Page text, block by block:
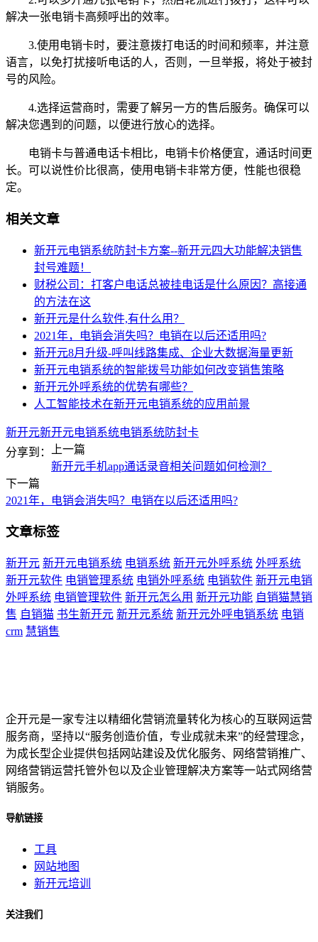
解决一张电销卡高频呼出的效率。
3.使用电销卡时，要注意拨打电话的时间和频率，并注意
语言，以免打扰接听电话的人，否则，一旦举报，将处于被封
号的风险。
4.选择运营商时，需要了解另一方的售后服务。确保可以
解决您遇到的问题，以便进行放心的选择。
电销卡与普通电话卡相比，电销卡价格便宜，通话时间更
长。可以说性价比很高，使用电销卡非常方便，性能也很稳
定。
相关文章
新开元电销系统防封卡方案--新开元四大功能解决销售
封号难题！
财税公司：打客户电话总被挂电话是什么原因？高接通
的方法在这
新开元是什么软件,有什么用？
2021年，电销会消失吗？电销在以后还适用吗?
新开元8月升级-呼叫线路集成、企业大数据海量更新
新开元电销系统的智能拨号功能如何改变销售策略
新开元外呼系统的优势有哪些？
人工智能技术在新开元电销系统的应用前景
新开元新开元电销系统电销系统防封卡
分享到：
上一篇
新开元手机app通话录音相关问题如何检测？
下一篇
2021年，电销会消失吗？电销在以后还适用吗?
文章标签
新开元 新开元电销系统 电销系统 新开元外呼系统 外呼系统
新开元软件 电销管理系统 电销外呼系统 电销软件 新开元电销
外呼系统 电销管理软件 新开元怎么用 新开元功能 自销猫慧销
售 自销猫 书生新开元 新开元系统 新开元外呼电销系统 电销
crm 慧销售
企开元是一家专注以精细化营销流量转化为核心的互联网运营
服务商，坚持以“服务创造价值，专业成就未来”的经营理念，
为成长型企业提供包括网站建设及优化服务、网络营销推广、
网络营销运营托管外包以及企业管理解决方案等一站式网络营
销服务。
导航链接
工具
网站地图
新开元培训
关注我们